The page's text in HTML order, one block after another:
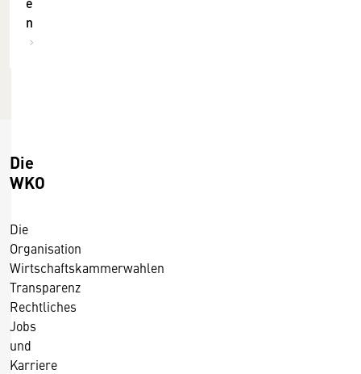
0
1
1
.
2
n
Die
WKO
Die
Organisation
Wirtschaftskammerwahlen
Transparenz
Rechtliches
Jobs
und
Karriere